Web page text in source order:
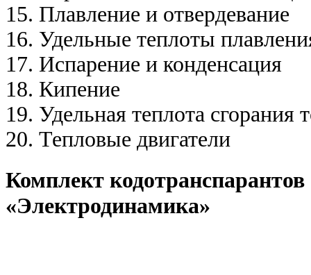
15. Плавление и отвердевание
16. Удельные теплоты
17. Испарение и конденсация
18. Кипение
19. Удельная теплота сгорания
20. Тепловые двигатели
Комплект
«Электродинамика»